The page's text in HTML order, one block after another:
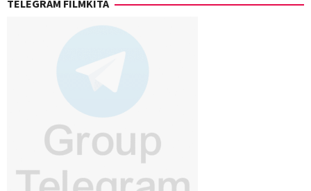
TELEGRAM FILMKITA